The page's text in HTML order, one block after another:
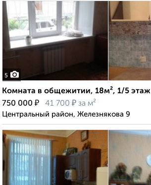
5
Комната в общежитии, 18м², 1/5 этаж
750 000 ₽ 41 700 ₽ за м²
Центральный район, Железнякова 9